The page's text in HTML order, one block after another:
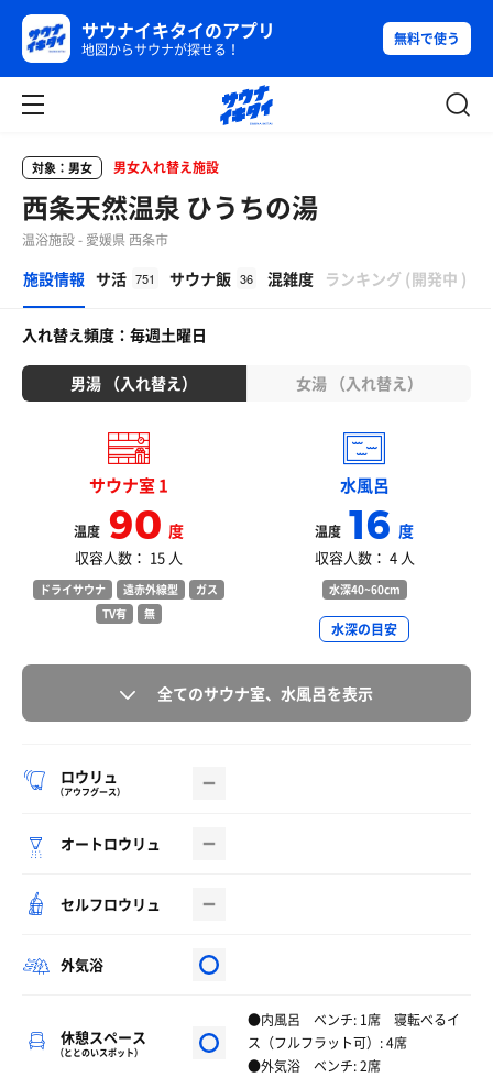
サウナイキタイのアプリ
地図からサウナが探せる！
無料で使う
対象：男女 男女入れ替え施設
西条天然温泉 ひうちの湯
温浴施設 - 愛媛県 西条市
施設情報 サ活 751 サウナ飯 36 混雑度 ランキング (開発中 )
入れ替え頻度：毎週土曜日
男湯 （入れ替え） 女湯 （入れ替え）
サウナ室 1
温度 90度
収容人数： 15 人
ドライサウナ 遠赤外線型
ガス
TV有
無
水風呂
温度 16度
収容人数： 4 人
水深40~60cm
水深の目安
全てのサウナ室、水風呂を表示
ロウリュ
（アウフグース）
オートロウリュ
セルフロウリュ
外気浴
休憩スペース
（ととのいスポット）
●内風呂 ベンチ: 1席 寝転べるイ
ス（フルフラット可）: 4席
●外気浴 ベンチ: 2席